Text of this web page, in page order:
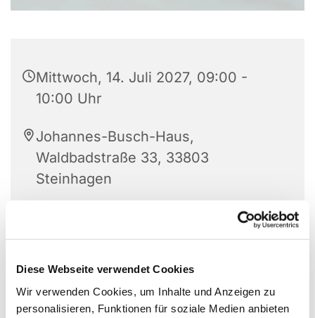
Diese Webseite verwendet Cookies
Wir verwenden Cookies, um Inhalte und Anzeigen zu
personalisieren, Funktionen für soziale Medien anbieten
Mittwoch, 14. Juli 2027, 09:00 -
10:00 Uhr
Johannes-Busch-Haus,
Waldbadstraße 33, 33803
Steinhagen